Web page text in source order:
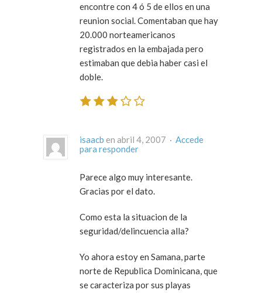
encontre con 4 ó 5 de ellos en una
reunion social. Comentaban que hay
20.000 norteamericanos
registrados en la embajada pero
estimaban que debia haber casi el
doble.
isaacb en abril 4, 2007 · Accede
para responder
Parece algo muy interesante.
Gracias por el dato.
Como esta la situacion de la
seguridad/delincuencia alla?
Yo ahora estoy en Samana, parte
norte de Republica Dominicana, que
se caracteriza por sus playas